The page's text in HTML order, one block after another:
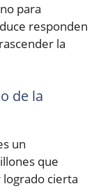
para
responden
la
de la
un
que
cierta